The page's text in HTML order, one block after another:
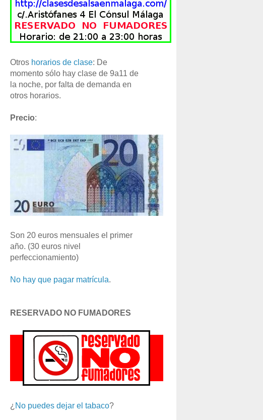
Otros horarios de clase: De
momento sólo hay clase de 9a11 de
la noche, por falta de demanda en
otros horarios.
Precio:
Son 20 euros mensuales el primer
año. (30 euros nivel
perfeccionamiento)
No hay que pagar matrícula.
RESERVADO NO FUMADORES
¿ No puedes dejar el tabaco?